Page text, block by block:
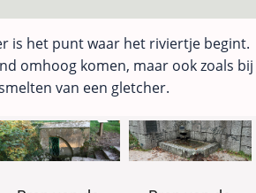
is het punt waar het riviertje begint.
omhoog komen, maar ook zoals bij
van een gletcher.